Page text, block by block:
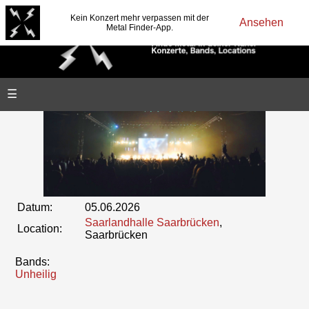
Kein Konzert mehr verpassen mit der
Metal Finder-App.
Ansehen
☰
Datum:
05.06.2026
Location:
Saarlandhalle Saarbrücken,
Saarbrücken
Bands:
Unheilig